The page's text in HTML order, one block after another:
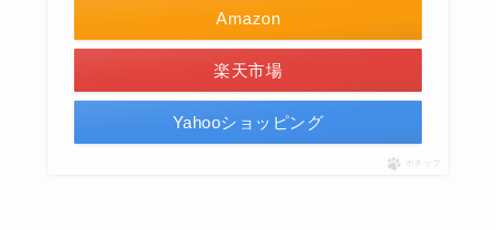
Amazon
楽天市場
Yahooショッピング
ポチップ